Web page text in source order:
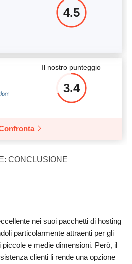
4.5
Il nostro punteggio
3.4
CONCLUSIONE
nei suoi pacchetti di hosting
particolarmente attraenti per gli
piccole e medie dimensioni. Però, il
clienti li rende una opzione